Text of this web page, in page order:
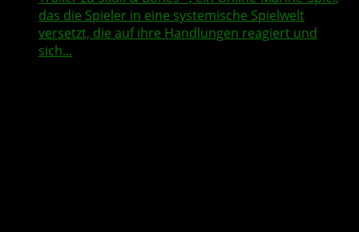
das die Spieler in eine systemische Spielwelt
versetzt, die auf ihre Handlungen reagiert und
sich...